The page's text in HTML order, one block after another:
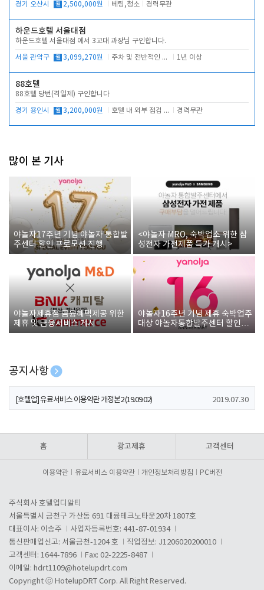
경기 오산시 월 2,500,000원 베팅,청소 경력무관
하운드호텔 서울대점
하운드호텔 서울대점 에서 3교대 과장님 구인합니다.
서울 관악구 월 3,099,270원 주차 및 전반적인 당번업무 1년 이상
88호텔
88호텔 당번(격일제) 구인합니다
경기 용인시 월 3,200,000원 호텔 내 외부 점검 및 프런트 운영 경력무관
많이 본 기사
야놀자17주년 기념 야놀자 통합발
주센터 할인 프로모션 진행
<야놀자 MRO, 숙박업소 위한 삼
성전자 가전제품 특가 개시>
야놀자제휴점 금융혜택제공 위한
제휴 및 금융서비스 게시
야놀자16주년 기념 제휴 숙박업주
대상 야놀자통합발주센터 할인쿠
폰 증정
공지사항
[호텔업] 개인정보 처리방침 개정본1 (19.09.02)
[호텔업] 유료서비스 이용약관 개정본2 (19.09.02) 2019.07.30
홈 광고제휴 고객센터
이용약관 유료서비스 이용약관 개인정보처리방침 PC버전
주식회사 호텔업디알티
서울특별시 금천구 가산동 691 대륭테크노타운20차 1807호
대표이사: 이송주
사업자등록번호: 441-87-01934
통신판매업신고: 서울금천-1204 호
직업정보: J1206020200010
고객센터: 1644-7896
Fax: 02-2225-8487
이메일: hdrt1109@hotelupdrt.com
Copyright ⓒ HotelupDRT Corp. All Right Reserved.